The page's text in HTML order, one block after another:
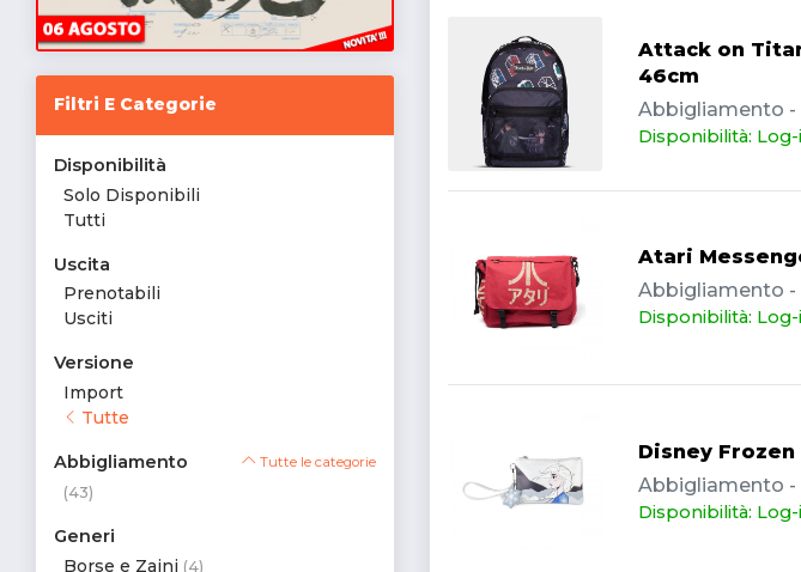
Filtri E Categorie
Disponibilità
Solo Disponibili
Tutti
Uscita
Prenotabili
Usciti
Versione
Import
Tutte
Abbigliamento Tutte le categorie
(43)
Generi
Borse e Zaini (4)
Attack on
46cm
Abbigliamento -
Disponibilità:
Atari
Abbigliamento -
Disponibilità:
Disney Frozen
Abbigliamento -
Disponibilità: